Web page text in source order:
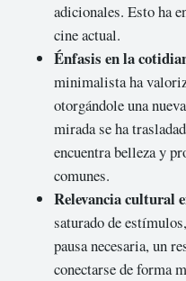
adicionales. Esto ha
cine actual.
Énfasis en la
minimalista ha
otorgándole una
mirada se ha
encuentra belleza y
comunes.
Relevancia cultural
saturado de
pausa necesaria, un
conectarse de forma